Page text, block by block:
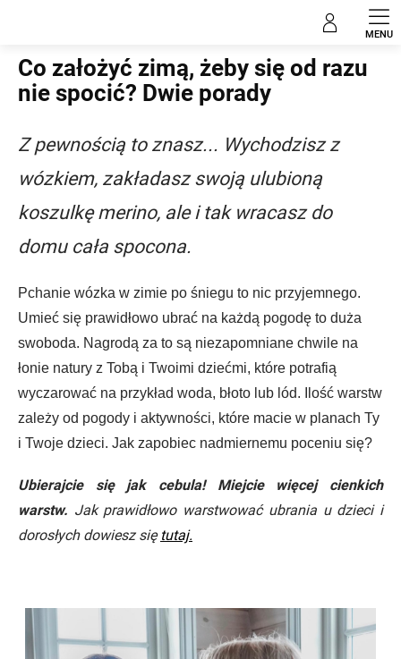
Co założyć zimą, żeby się od razu
nie spocić? Dwie porady
Z pewnością to znasz... Wychodzisz z
wózkiem, zakładasz swoją ulubioną
koszulkę merino, ale i tak wracasz do
domu cała spocona.
Pchanie wózka w zimie po śniegu to nic przyjemnego.
Umieć się prawidłowo ubrać na każdą pogodę to duża
swoboda. Nagrodą za to są niezapomniane chwile na
łonie natury z Tobą i Twoimi dziećmi, które potrafią
wyczarować na przykład woda, błoto lub lód. Ilość warstw
zależy od pogody i aktywności, które macie w planach Ty
i Twoje dzieci. Jak zapobiec nadmiernemu poceniu się?
Ubierajcie się jak cebula! Miejcie więcej cienkich
warstw. Jak prawidłowo warstwować ubrania u dzieci i
dorosłych dowiesz się tutaj.